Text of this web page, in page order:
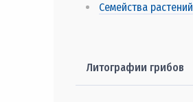
Семейства растений
Литографии грибов